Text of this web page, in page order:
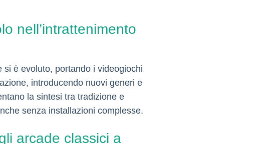
nell’intrattenimento
si è evoluto, portando i videogiochi
introducendo nuovi generi e
la sintesi tra tradizione e
senza installazioni complesse.
arcade classici a